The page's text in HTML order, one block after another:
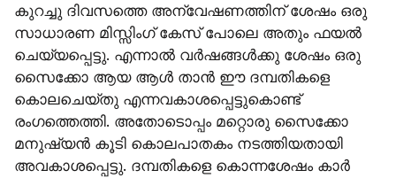
കുറച്ചു ദിവസത്തെ അന്വേഷണത്തിന് ശേഷം ഒരു
സാധാരണ മിസ്സിംഗ് കേസ് പോലെ അതും ഫയൽ
ചെയ്യപ്പെട്ടു. എന്നാൽ വർഷങ്ങൾക്കു ശേഷം ഒരു
സൈക്കോ ആയ ആൾ താൻ ഈ ദമ്പതികളെ
കൊലചെയ്തു എന്നവകാശപ്പെട്ടുകൊണ്ട്
രംഗത്തെത്തി. അതോടൊപ്പം മറ്റൊരു സൈക്കോ
മനുഷ്യൻ കൂടി കൊലപാതകം നടത്തിയതായി
അവകാശപ്പെട്ടു. ദമ്പതികളെ കൊന്നശേഷം കാർ